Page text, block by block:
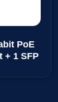
PoE
+ 1 SFP